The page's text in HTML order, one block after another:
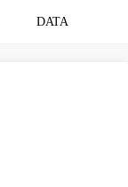
DATA